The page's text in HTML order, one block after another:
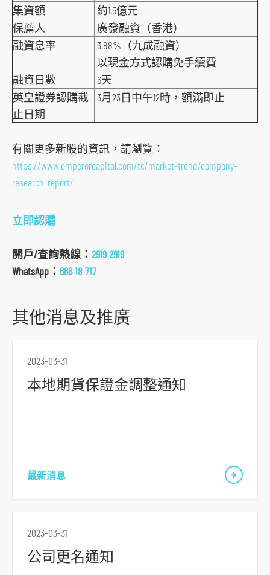
f
o
m
集資額
約1.5億元
保薦人
廣發融資（香港）
融資息率
3.88%（九成融資）
以現金方式認購免手續費
融資日數
6天
英皇證券認購截
止日期
3月23日中午12時，額滿即止
有關更多新股的資訊，請瀏覽：
https://www.emperorcapital.com/tc/market-trend/company-
research-report/
立即認購
開戶/查詢熱線： 2919 2919
WhatsApp： 666 18 717
其他消息及推廣
2023-03-31
本地期貨保證金調整通知
最新消息
2023-03-31
公司更名通知